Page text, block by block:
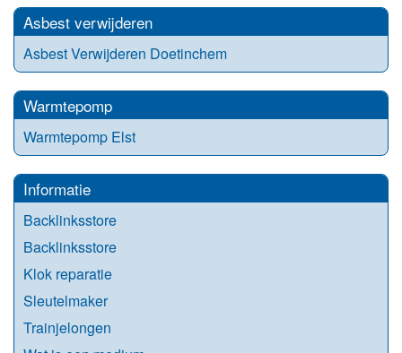
Asbest verwijderen
Asbest Verwijderen Doetinchem
Warmtepomp
Warmtepomp Elst
Informatie
Backlinksstore
Backlinksstore
Klok reparatie
Sleutelmaker
Trainjelongen